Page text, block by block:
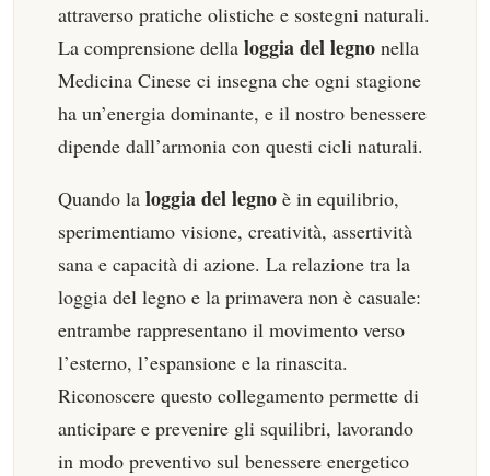
attraverso pratiche olistiche e sostegni naturali.
La comprensione della loggia del legno nella
Medicina Cinese ci insegna che ogni stagione
ha un’energia dominante, e il nostro benessere
dipende dall’armonia con questi cicli naturali.
Quando la loggia del legno è in equilibrio,
sperimentiamo visione, creatività, assertività
sana e capacità di azione. La relazione tra la
loggia del legno e la primavera non è casuale:
entrambe rappresentano il movimento verso
l’esterno, l’espansione e la rinascita.
Riconoscere questo collegamento permette di
anticipare e prevenire gli squilibri, lavorando
in modo preventivo sul benessere energetico